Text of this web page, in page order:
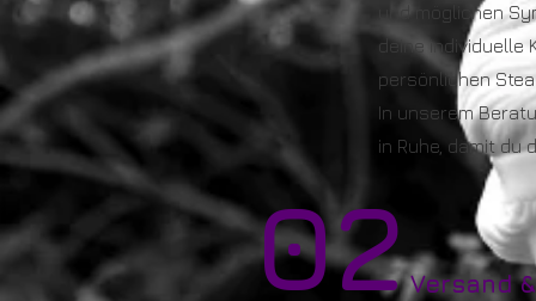
und möglichen
deine individuelle
persönlichen
In unserem
in Ruhe, damit
02 Versand